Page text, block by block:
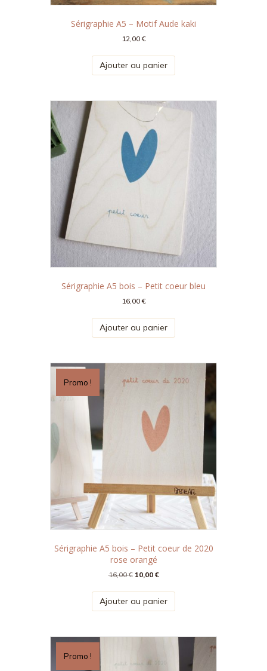
Sérigraphie A5 – Motif Aude kaki
12,00€
Ajouter au panier
Sérigraphie A5 bois – Petit coeur bleu
16,00€
Ajouter au panier
Promo !
Sérigraphie A5 bois – Petit coeur de 2020
rose orangé
16,00€ Le
initial
était :
10,00 €Le
actuel
est :
Ajouter au panier
Promo !